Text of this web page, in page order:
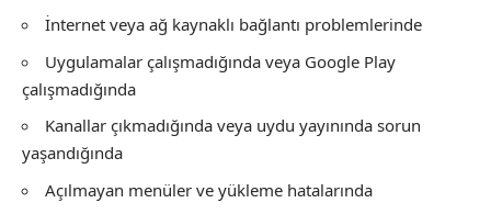
İnternet veya ağ kaynaklı bağlantı problemlerinde
Uygulamalar çalışmadığında veya Google Play
çalışmadığında
Kanallar çıkmadığında veya uydu yayınında sorun
yaşandığında
Açılmayan menüler ve yükleme hatalarında